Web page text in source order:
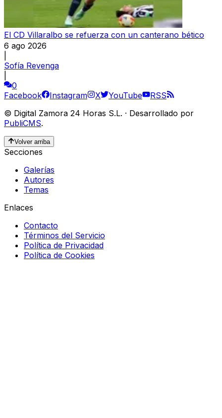
El CD Villaralbo se refuerza con un canterano bético
6 ago 2026
Sofía Revenga
0
Facebook
Instagram X YouTube
RSS
© Digital Zamora 24 Horas S.L. · Desarrollado por
PubliCMS.
Volver arriba
Secciones
Galerías
Autores
Temas
Enlaces
Contacto
Términos del Servicio
Política de Privacidad
Política de Cookies